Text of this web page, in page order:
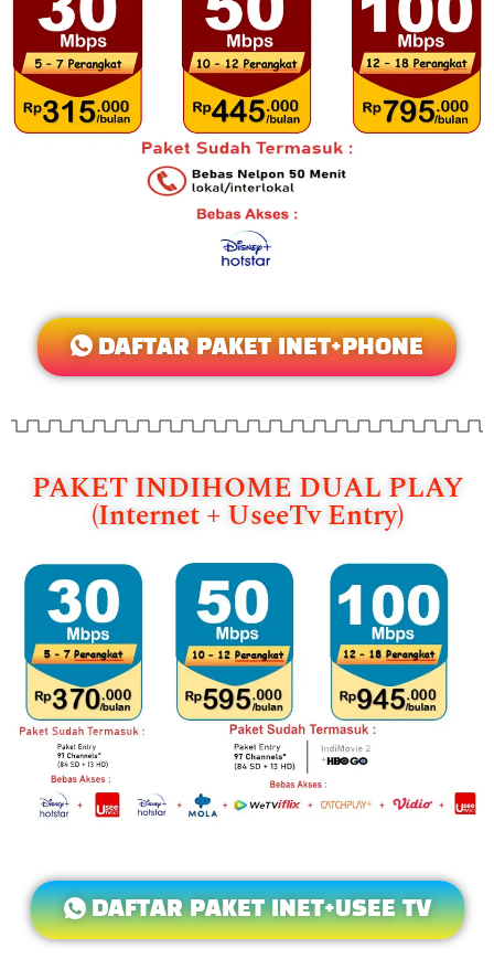
DAFTAR PAKET INET+PHONE
PAKET INDIHOME DUAL PLAY
(Internet + UseeTv Entry)
DAFTAR PAKET INET+USEE TV